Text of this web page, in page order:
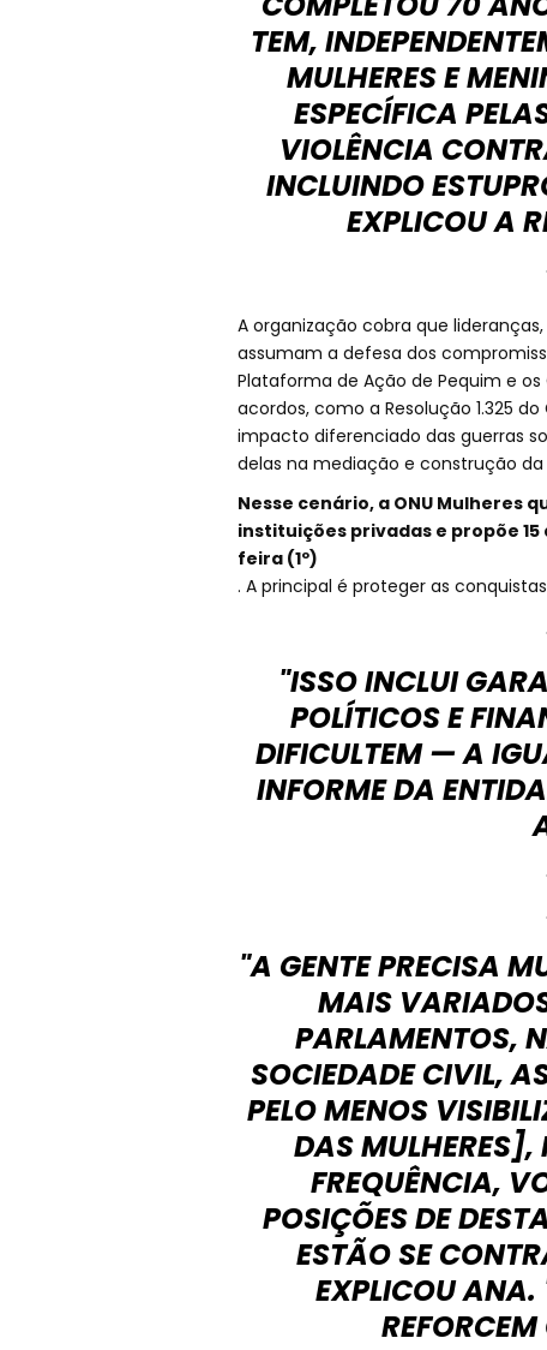
TEM,
MULHERES E
ESPECÍFICA
VIOLÊNCIA
INCLUINDO
EXPLICOU A
A organização cobra que
assumam a defesa dos
Plataforma de Ação de Pequim e
acordos, como a Resolução 1.325
impacto diferenciado das guerras
delas na mediação e construção da
Nesse cenário, a ONU Mulheres
instituições privadas e propõe
feira (1º)
. A principal é proteger as
"ISSO INCLUI
POLÍTICOS E
DIFICULTEM — A
INFORME DA
"A GENTE PRECISA
MAIS
PARLAMENTOS,
SOCIEDADE CIVIL,
PELO MENOS
DAS MULHERES],
FREQUÊNCIA,
POSIÇÕES DE
ESTÃO SE
EXPLICOU ANA.